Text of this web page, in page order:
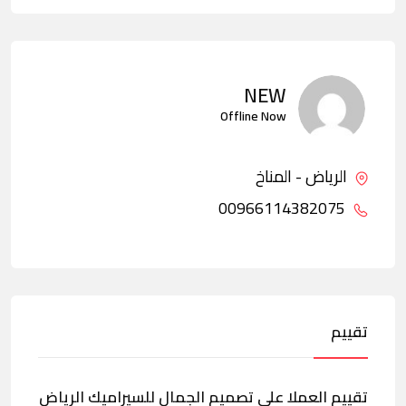
NEW
Offline Now
الرياض - المناخ
تقييم
تقييم العملا على تصميم الجمال للسيراميك الرياض